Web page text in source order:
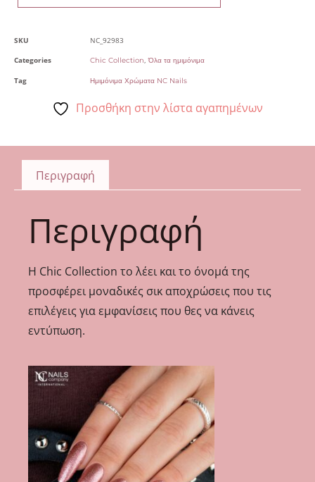
SKU
NC_92983
Categories
Chic Collection,Όλα τα ημιμόνιμα
Tag Ημιμόνιμα Χρώματα NC Nails
Προσθήκη στην λίστα αγαπημένων
Περιγραφή
Περιγραφή
Η Chic Collection το λέει και το όνομά της
προσφέρει μοναδικές σικ αποχρώσεις που τις
επιλέγεις για εμφανίσεις που θες να κάνεις
εντύπωση.